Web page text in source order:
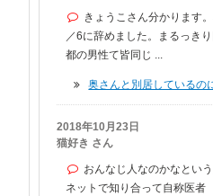
きょうこさん分かります
／6に辞めました。まるっき
都の男性て皆同じ ...
奥さんと別居しているの
2018年10月23日
猫好き さん
おんなじ人なのかなとい
ネットで知り合って自称医